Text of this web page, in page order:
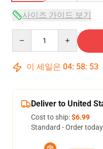
사이즈 가이드 보기
이 세일은 04: 58: 52
Deliver to United
Cost to ship:$6.99
Standard - Order